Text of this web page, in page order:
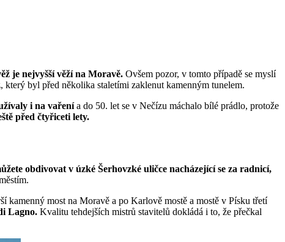
je nejvyšší věží na Moravě. Ovšem pozor, v tomto případě se myslí
byl před několika staletími zaklenut kamenným tunelem.
i na vařenía do 50. let se v Nečízu máchalo bílé prádlo, protože
před čtyřiceti lety.
obdivovat v úzké Šerhovzké uličce nacházející se za radnicí,
kamenný most na Moravě a po Karlově mostě a mostě v Písku třetí
Lagno. Kvalitu tehdejších mistrů stavitelů dokládá i to, že přečkal